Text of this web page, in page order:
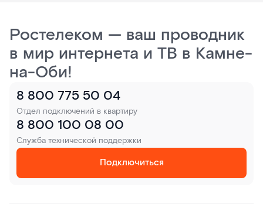
Ростелеком — ваш проводник
в мир интернета и ТВ в Камне-
на-Оби!
8 800 775 50 04
Отдел подключений в квартиру
8 800 100 08 00
Служба технической поддержки
Подключиться